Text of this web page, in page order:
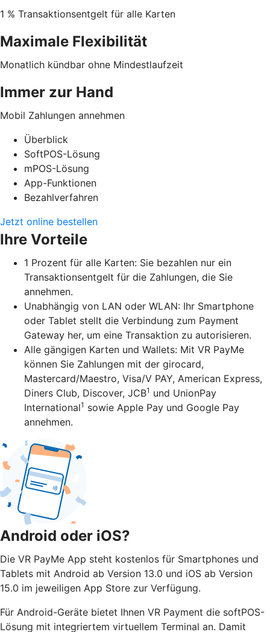
1 % Transaktionsentgelt für alle Karten
Maximale Flexibilität
Monatlich kündbar ohne Mindestlaufzeit
Immer zur Hand
Mobil Zahlungen annehmen
Überblick
SoftPOS-Lösung
mPOS-Lösung
App-Funktionen
Bezahlverfahren
Jetzt online bestellen
Ihre Vorteile
1 Prozent für alle Karten: Sie bezahlen nur ein
Transaktionsentgelt für die Zahlungen, die Sie
annehmen.
Unabhängig von LAN oder WLAN: Ihr Smartphone
oder Tablet stellt die Verbindung zum Payment
Gateway her, um eine Transaktion zu autorisieren.
Alle gängigen Karten und Wallets: Mit VR PayMe
können Sie Zahlungen mit der girocard,
Mastercard/Maestro, Visa/V PAY, American Express,
Diners Club, Discover, JCB1 und UnionPay
International1 sowie Apple Pay und Google Pay
annehmen.
Android oder iOS?
Die VR PayMe App steht kostenlos für Smartphones und
Tablets mit Android ab Version 13.0 und iOS ab Version
15.0 im jeweiligen App Store zur Verfügung.
Für Android-Geräte bietet Ihnen VR Payment die softPOS-
Lösung mit integriertem virtuellem Terminal an. Damit